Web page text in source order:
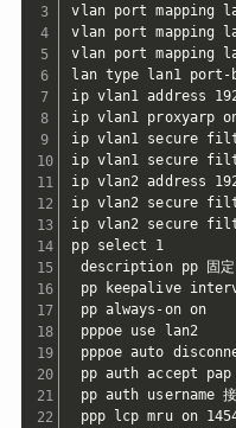
vlan port mapping
vlan port mapping
vlan port mapping
lan type lan1 port-
ip vlan1 address
ip vlan1 proxyarp
ip vlan1 secure
ip vlan1 secure
ip vlan2 address
ip vlan2 secure
ip vlan2 secure
pp select 1
description pp 固定
pp keepalive
pp always-on on
pppoe use lan2
pppoe auto
pp auth accept pap
pp auth username 接
ppp lcp mru on